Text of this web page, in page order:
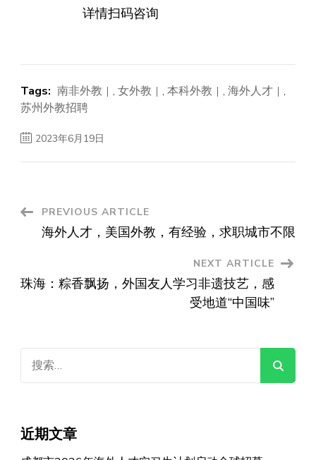
详情扫码咨询
Tags: 南非外教 , 女外教 , 本科外教 , 海外人才
,
苏州外教招聘
2023年6月19日
Post
Navigation
PREVIOUS ARTICLE
海外人才，美国外教，有经验，求职城市不限
NEXT ARTICLE
珠海：粽香飘扬，外国友人学习非遗技艺，感
受地道“中国味”
索：
近期文章